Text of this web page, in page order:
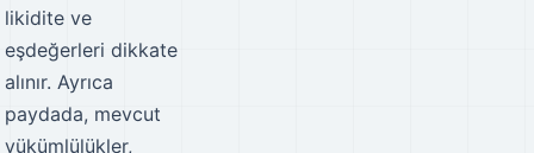
likidite ve
eşdeğerleri dikkate
alınır. Ayrıca
paydada, mevcut
yükümlülükler,